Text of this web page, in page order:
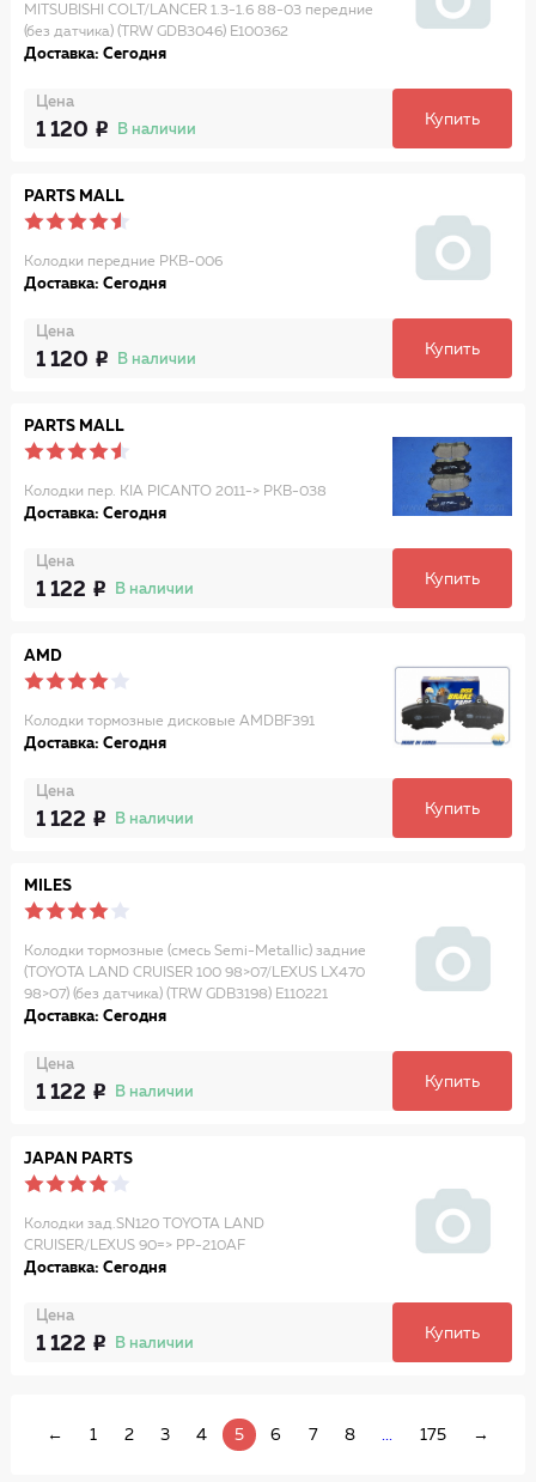
MITSUBISHI COLT/LANCER 1.3-1.6 88-03 передние
(без датчика) (TRW GDB3046) E100362
Доставка: Сегодня
Цена
1 120 В наличии
Купить
PARTS MALL
Колодки передние PKB-006
Доставка: Сегодня
Цена
1 120 В наличии
Купить
PARTS MALL
Колодки пер. KIA PICANTO 2011-> PKB-038
Доставка: Сегодня
Цена
1 122 В наличии
Купить
AMD
Колодки тормозные дисковые AMDBF391
Доставка: Сегодня
Цена
1 122 В наличии
Купить
MILES
Колодки тормозные (смесь Semi-Metallic) задние
(TOYOTA LAND CRUISER 100 98>07/LEXUS LX470
98>07) (без датчика) (TRW GDB3198) E110221
Доставка: Сегодня
Цена
1 122 В наличии
Купить
JAPAN PARTS
Колодки зад.SN120 TOYOTA LAND
CRUISER/LEXUS 90=> PP-210AF
Доставка: Сегодня
Цена
1 122 В наличии
Купить
← 1 2 3 4 5 6 7 8 ... 175 →